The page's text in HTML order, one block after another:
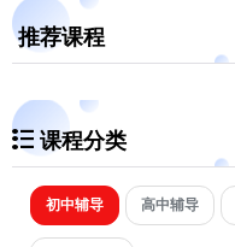
推荐课程
课程分类
初中辅导 高中辅导